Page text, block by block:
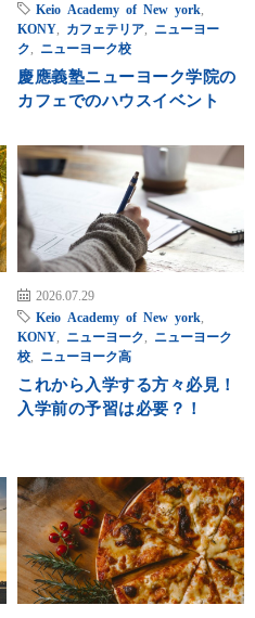
Keio Academy of New york
KONY
カフェテリア
ニューヨー
ク
ニューヨーク校
慶應義塾ニューヨーク学院の
カフェでのハウスイベント
2026.07.29
Keio Academy of New york
KONY
ニューヨーク
ニューヨーク
校
ニューヨーク高
これから入学する方々必見！
入学前の予習は必要？！